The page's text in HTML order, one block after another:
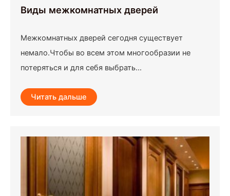
Виды межкомнатных дверей
Межкомнатных дверей сегодня существует
немало.Чтобы во всем этом многообразии не
потеряться и для себя выбрать...
Читать дальше